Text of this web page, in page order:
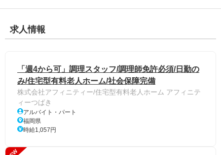
求人情報
「週4から可」調理スタッフ/調理師免許必須/日勤の
み/住宅型有料老人ホーム/社会保障完備
株式会社アフィニティー/住宅型有料老人ホーム アフィニテ
ィーつばき
アルバイト・パート
福岡県
時給1,057円